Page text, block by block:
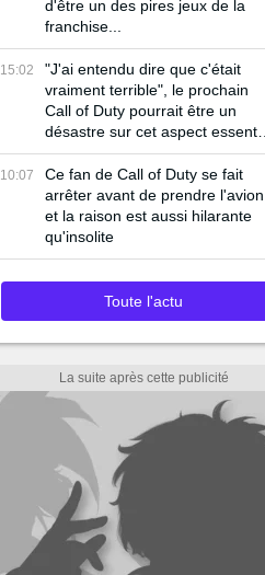
d'être un des pires jeux de la
franchise...
15:02
"J'ai entendu dire que c'était
vraiment terrible", le prochain
Call of Duty pourrait être un
désastre sur cet aspect essentiel
du jeu
10:07
Ce fan de Call of Duty se fait
arrêter avant de prendre l'avion
et la raison est aussi hilarante
qu'insolite
Toute l'actu